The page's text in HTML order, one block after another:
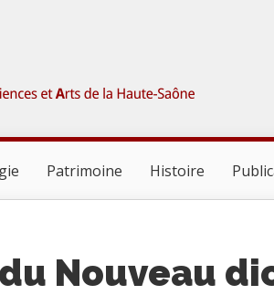
Patrimoine Histoire
Nouveau